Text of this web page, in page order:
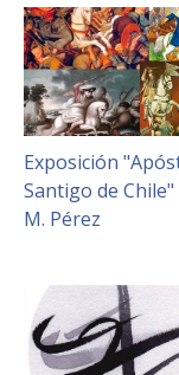
Estudiantes
Académicas/
Exposición
Santigo de Chile"
M. Pérez